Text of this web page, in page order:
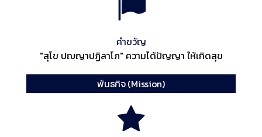
คำขวัญ
"สุโข ปญฺญาปฏิลาโภ" ความได้ปัญญา ให้เกิดสุข
พันธกิจ (Mission)